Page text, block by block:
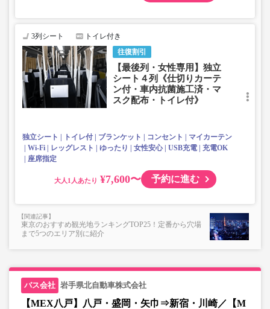
往復割引
3列シート トイレ付き
【最後列・女性専用】独立
シート４列《仕切りカーテ
ン付・車内抗菌施工済・マ
スク配布・トイレ付》
独立シート トイレ付 ブランケット コンセント
マイカーテン
Wi-Fi
レッグレスト ゆったり 女性安心 USB充電
充電OK
座席指定
大人 ¥7,600〜 予約に進む
東京のおすすめ観光地ランキングTOP25！定番から穴場
まで5つのエリア別に紹介
岩手県北自動車株式会社
【MEX八戸】八戸・盛岡・矢巾⇒新宿・川崎／【M